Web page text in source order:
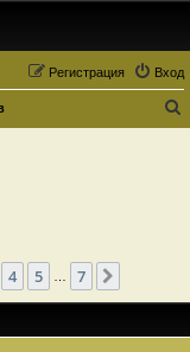
Вход
Регистрация
из
4 5 7